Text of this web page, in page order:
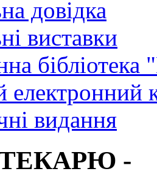
довідка
виставки
електронний
видання
-